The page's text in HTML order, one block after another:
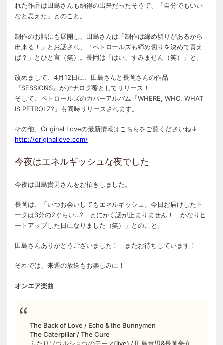
れた作品は田島さんも納得の出来だったそうで、「自分でもいい
なと思えた」とのこと。
制作のお話にも展開し、田島さんは「制作は締め切りがあるから
出来る！」とお話され、「ペトロールズも締め切りを決めて貰え
ば？」とひと言（笑）。長岡は「はい、すみません（笑）」と。
改めまして、4月12日に、田島さんと長岡さんの作品
『SESSIONS』がアナログ盤としてリリース！
そして、ペトロールズのカバーアルバム『WHERE, WHO, WHAT
IS PETROLZ?』も同時リリースされます。
その他、Original Loveの最新情報はこちらをご覧くださいね↓
http://originallove.com/
今夜はエネルギッシュな夜でした
今夜は田島貴男さんをお招きしました。
長岡は、「いつお会いしてもエネルギッシュ。今日お届けしたト
ークは3分の2ぐらい…? とにかく話が止まりません！ かなりヒ
ートアップした日になりました（笑）」とのこと。
田島さんありがとうございました！ またお待ちしています！
それでは、来週の放送もお楽しみに！
オンエア楽曲
The Back of Love / Echo & the Bunnymen
The Caterpillar / The Cure
ふたりソウルショウのテーマ(live) / 田島貴男&長岡亮介